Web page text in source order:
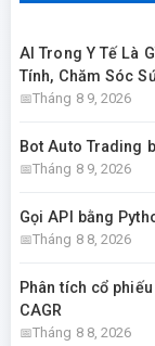
AI Trong Y Tế Là
Tính, Chăm Sóc
Tháng 8 9, 2026
Bot Auto Trading
Tháng 8 9, 2026
Gọi API bằng
Tháng 8 8, 2026
Phân tích cổ
CAGR
Tháng 8 8, 2026